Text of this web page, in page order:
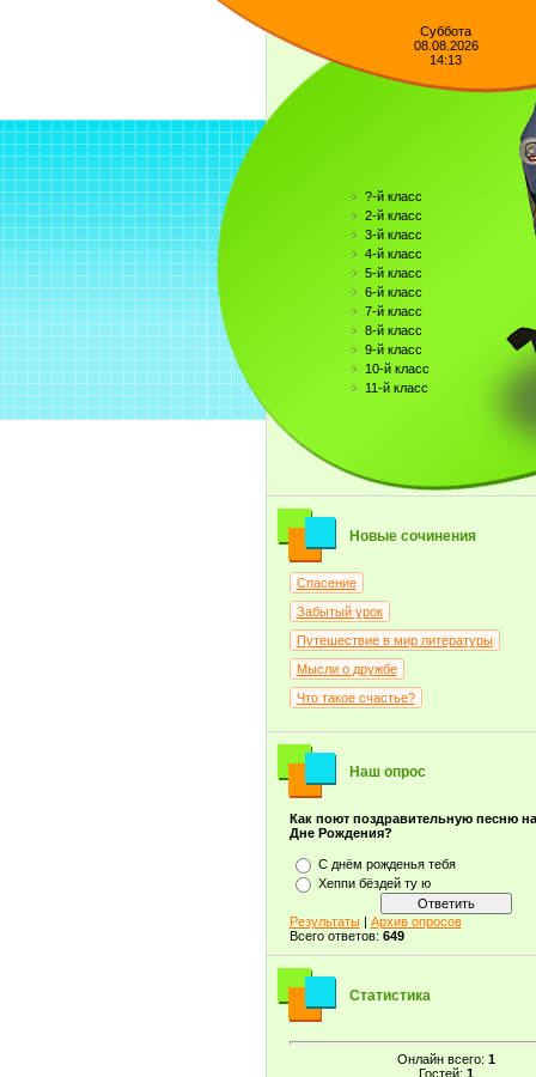
Суббота
08.08.2026
14:13
?-й класс
2-й класс
3-й класс
4-й класс
5-й класс
6-й класс
7-й класс
8-й класс
9-й класс
10-й класс
11-й класс
Новые сочинения
Спасение
Забытый урок
Путешествие в мир литературы
Мысли о дружбе
Что такое счастье?
Наш опрос
Как поют поздравительную песню
Дне Рождения?
С днём рожденья тебя
Хеппи бёздей ту ю
Результаты| Архив опросов
Всего ответов: 649
Статистика
Онлайн всего: 1
Гостей: 1